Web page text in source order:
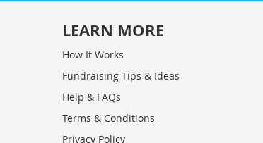
LEARN MORE
How It Works
Fundraising Tips & Ideas
Help & FAQs
Terms & Conditions
Privacy Policy